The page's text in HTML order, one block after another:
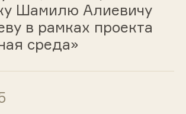
Шамилю Алиевичу
в рамках проекта
среда»